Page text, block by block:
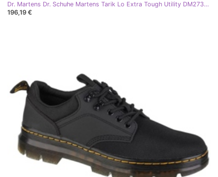
Dr. Martens Dr. Schuhe Martens Tarik Lo Extra Tough Utility DM27390001 schwarz
196,19 €